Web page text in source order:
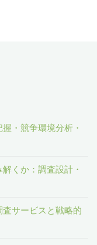
・競争環境分析・
くか：調査設計・
査サービスと戦略的